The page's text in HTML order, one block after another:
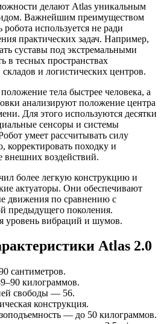
делают Atlas уникальным
Важнейшим преимуществом
робота используется не ради
практических задач. Например,
суставы под экстремальными
в тесных пространствах
и логистических центров.
тела быстрее человека, а
анализируют положение центра
Для этого используются десятки
сенсоры и системы
умеет рассчитывать силу
корректировать походку и
внешних воздействий.
более легкую конструкцию и
актуаторы. Они обеспечивают
движения по сравнению с
предыдущего поколения.
уровень вибраций и шумов.
Atlas 2.0
сантиметров.
килограммов.
свободы — 56.
конструкция.
— до 50 килограммов.